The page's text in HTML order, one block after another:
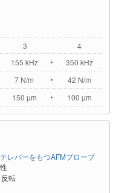
3
4
155 kHz
350 kHz
7 N/m
42 N/m
150 µm 100 µm
レバーをもつAFMプローブ
反転